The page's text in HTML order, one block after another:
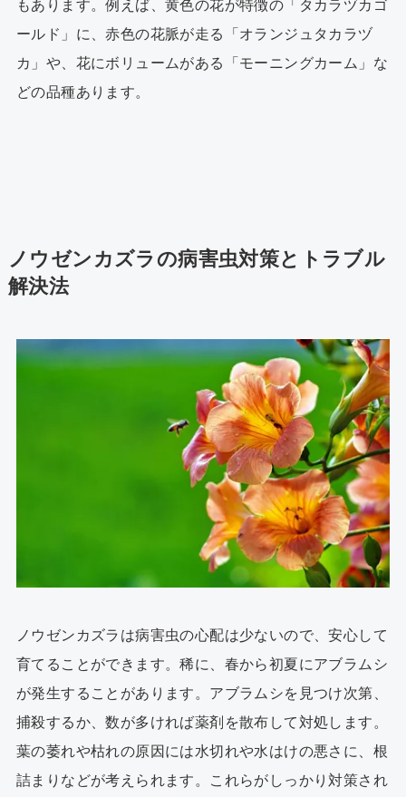
もあります。例えば、黄色の花が特徴の「タカラヅカゴ
ールド」に、赤色の花脈が走る「オランジュタカラヅ
カ」や、花にボリュームがある「モーニングカーム」な
どの品種あります。
ノウゼンカズラの病害虫対策とトラブル
解決法
ノウゼンカズラは病害虫の心配は少ないので、安心して
育てることができます。稀に、春から初夏にアブラムシ
が発生することがあります。アブラムシを見つけ次第、
捕殺するか、数が多ければ薬剤を散布して対処します。
葉の萎れや枯れの原因には水切れや水はけの悪さに、根
詰まりなどが考えられます。これらがしっかり対策され